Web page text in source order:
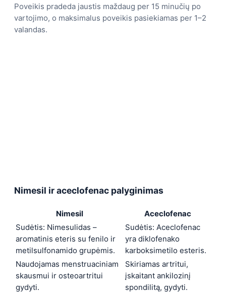
Poveikis pradeda jaustis maždaug per 15 minučių po
vartojimo, o maksimalus poveikis pasiekiamas per 1–2
valandas.
Nimesil ir aceclofenac palyginimas
Nimesil
Aceclofenac
Sudėtis: Nimesulidas –
aromatinis eteris su fenilo ir
metilsulfonamido grupėmis.
Sudėtis: Aceclofenac
yra diklofenako
karboksimetilo esteris.
Naudojamas menstruaciniam
skausmui ir osteoartritui
gydyti.
Skiriamas artritui,
įskaitant ankilozinį
spondilitą, gydyti.